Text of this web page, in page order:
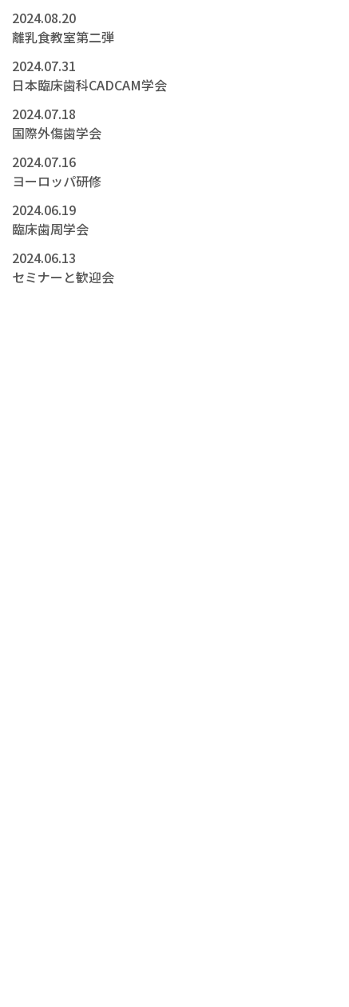
2024.08.20
離乳食教室第二弾
2024.07.31
日本臨床歯科CADCAM学会
2024.07.18
国際外傷歯学会
2024.07.16
ヨーロッパ研修
2024.06.19
臨床歯周学会
2024.06.13
セミナーと歓迎会